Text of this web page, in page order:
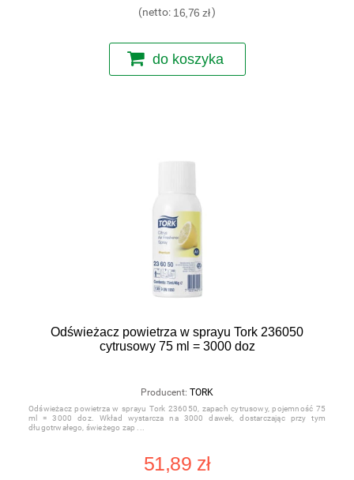
(netto: 16,76 zł)
do koszyka
Odświeżacz powietrza w sprayu Tork 236050
cytrusowy 75 ml = 3000 doz
Producent: TORK
Odświeżacz powietrza w sprayu Tork 236050, zapach cytrusowy, pojemność 75
ml = 3000 doz. Wkład wystarcza na 3000 dawek, dostarczając przy tym
długotrwałego, świeżego zap
51,89 zł